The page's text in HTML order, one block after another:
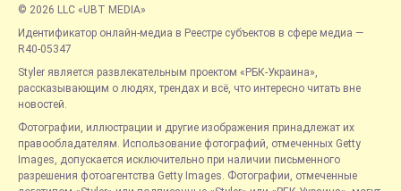
© 2026 LLC «UBT MEDIA»
Идентификатор онлайн-медиа в Реестре субъектов в сфере медиа —
R40-05347
Styler является развлекательным проектом «РБК-Украина»,
рассказывающим о людях, трендах и всё, что интересно читать вне
новостей.
Фотографии, иллюстрации и другие изображения принадлежат их
правообладателям. Использование фотографий, отмеченных Getty
Images, допускается исключительно при наличии письменного
разрешения фотоагентства Getty Images. Фотографии, отмеченные